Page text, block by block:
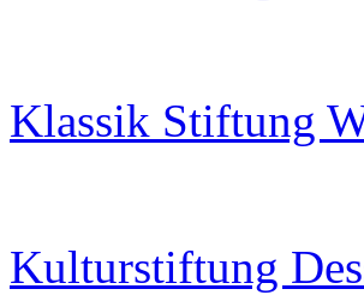
Klassik Stiftung
Kulturstiftung